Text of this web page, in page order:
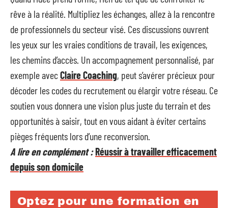
rêve à la réalité. Multipliez les échanges, allez à la rencontre
de professionnels du secteur visé. Ces discussions ouvrent
les yeux sur les vraies conditions de travail, les exigences,
les chemins d’accès. Un accompagnement personnalisé, par
exemple avecClaire Coaching, peut s’avérer précieux pour
décoder les codes du recrutement ou élargir votre réseau. Ce
soutien vous donnera une vision plus juste du terrain et des
opportunités à saisir, tout en vous aidant à éviter certains
pièges fréquents lors d’une reconversion.
A lire en complément :Réussir à travailler efficacement
depuis son domicile
Optez pour une formation en